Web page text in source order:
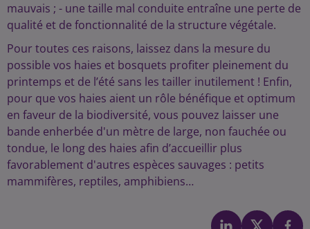
mauvais ; - une taille mal conduite entraîne une perte de
qualité et de fonctionnalité de la structure végétale.
Pour toutes ces raisons, laissez dans la mesure du
possible vos haies et bosquets profiter pleinement du
printemps et de l’été sans les tailler inutilement ! Enfin,
pour que vos haies aient un rôle bénéfique et optimum
en faveur de la biodiversité, vous pouvez laisser une
bande enherbée d'un mètre de large, non fauchée ou
tondue, le long des haies afin d’accueillir plus
favorablement d'autres espèces sauvages : petits
mammifères, reptiles, amphibiens…